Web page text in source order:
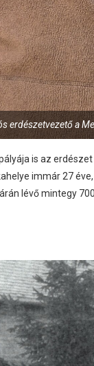
erdészetvezető a
is az
immár 27
lévő mintegy